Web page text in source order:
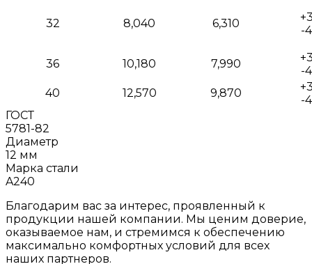
32 8,040 6,310
-
36 10,180 7,990
-
40
12,570 9,870
-
ГОСТ
5781-82
Диаметр
12 мм
Марка стали
A240
Благодарим вас за интерес, проявленный к
продукции нашей компании. Мы ценим доверие,
оказываемое нам, и стремимся к обеспечению
максимально комфортных условий для всех
наших партнеров.